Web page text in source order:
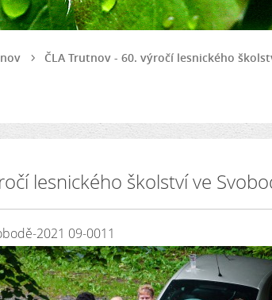
ČLA Trutnov - 60. výročí lesnického
lesnického školství ve
2021 09-0011